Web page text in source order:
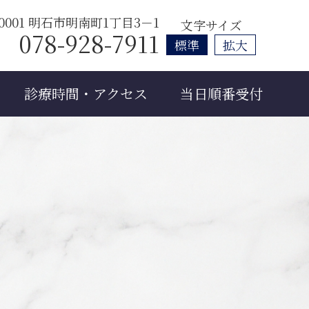
明石市明南町1丁目3－1
078-928-7911
文字サイズ
診療時間・アクセス 当日順番受付